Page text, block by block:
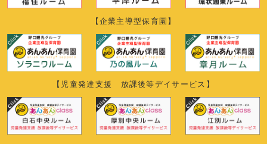
【企業主導型保育園】
【児童発達支援 放課後等デイサービス】